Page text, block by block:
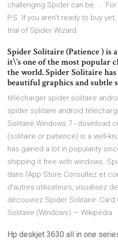
challenging Spider can be. ...
P.S. If you aren't ready to buy
trial of Spider Wizard.
Spider Solitaire (Patience ) is
it\’s one of the most popular
the world. Spider Solitaire
beautiful graphics and subtle
télécharger spider solitaire
spider solitaire android
Solitaire Windows 7 -
(solitaire or patience) is a well-
has gained a lot in popularity
shipping it free with windows.
dans l’App Store ‎Consultez et
d’autres utilisateurs, visualisez
découvrez Spider Solitaire:
Solitaire (Windows) — Wikipédia
Hp deskjet 3630 all in one